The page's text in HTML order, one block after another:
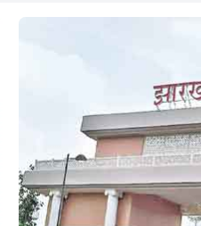
की जांच सीबीआई के हवाले